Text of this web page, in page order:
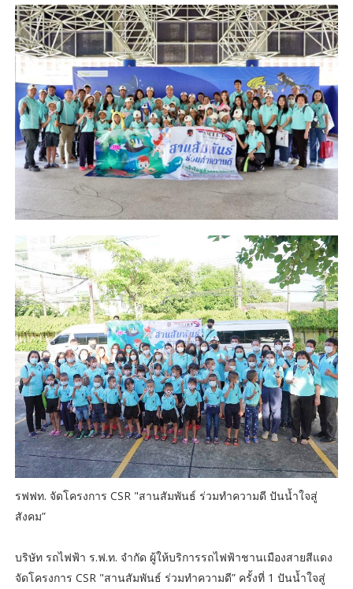
รฟฟท. จัดโครงการ CSR "สานสัมพันธ์ ร่วมทำความดี ปันน้ำใจสู่
สังคม”
บริษัท รถไฟฟ้า ร.ฟ.ท. จำกัด ผู้ให้บริการรถไฟฟ้าชานเมืองสายสีแดง
จัดโครงการ CSR "สานสัมพันธ์ ร่วมทำความดี” ครั้งที่ 1 ปันน้ำใจสู่